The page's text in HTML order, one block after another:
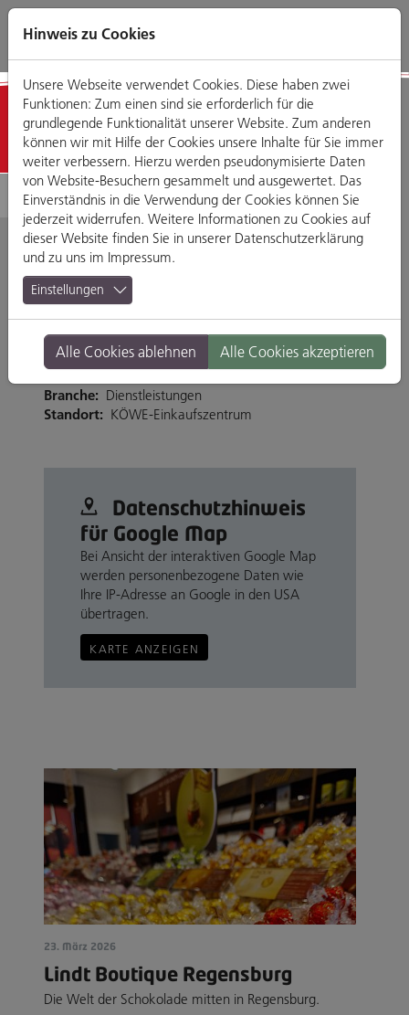
Direkt
zum
Zum
Hauptmenü
Zum
Footermenü
Zur
Website-
Detailansicht
Stadtteilbücherei Süd
im KÖWE
Dr.-Gessler-Str. 47, 93051 Regensburg
Branche: Dienstleistungen
Standort: KÖWE-Einkaufszentrum
Datenschutz­hinweis
für Google Map
Bei Ansicht der interaktiven Google Map
werden personenbezogene Daten wie
Ihre IP-Adresse an Google in den USA
übertragen.
KARTE ANZEIGEN
23. März 2026
Lindt Boutique Regensburg
Die Welt der Schokolade mitten in Regensburg.
Hinweis zu Cookies
Unsere Webseite verwendet Cookies. Diese haben zwei
Funktionen: Zum einen sind sie erforderlich für die
grundlegende Funktionalität unserer Website. Zum anderen
können wir mit Hilfe der Cookies unsere Inhalte für Sie immer
weiter verbessern. Hierzu werden pseudonymisierte Daten
von Website-Besuchern gesammelt und ausgewertet. Das
Einverständnis in die Verwendung der Cookies können Sie
jederzeit widerrufen. Weitere Informationen zu Cookies auf
dieser Website finden Sie in unserer Datenschutzerklärung
und zu uns im Impressum.
Einstellungen
Alle Cookies ablehnen Alle Cookies akzeptieren